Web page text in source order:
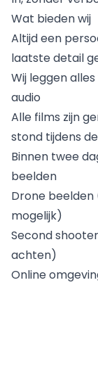
Wat bieden wij
Altijd een
laatste detail
Wij leggen
audio
Alle films zijn
stond tijdens
Binnen twee
beelden
Drone
mogelijk)
Second
achten)
Online